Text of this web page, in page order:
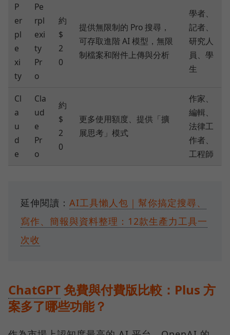
P
er
pl
e
xi
ty
Pe
rpl
exi
ty
Pr
o
約
$
2
0
提供無限制的 Pro 搜尋，
可存取進階 AI 模型，無限
制檔案和附件上傳與分析
學者、
記者、
研究人
員、學
生
Cl
a
u
d
e
Cla
ud
e
Pr
o
約
$
2
0
更多使用額度、提供「擴
展思考」模式
作家、
編輯、
法律工
作者、
工程師
延伸閱讀： AI工具懶人包｜幫你搞定搜尋、
寫作、簡報與資料整理：12款生產力工具一
次收
ChatGPT 免費與付費版比較：Plus 方
案多了哪些功能？